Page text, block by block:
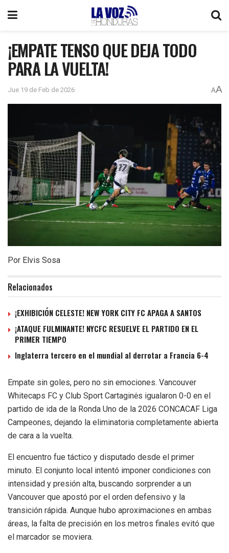
¡EMPATE TENSO QUE DEJA TODO
PARA LA VUELTA!
Jue 19 de Feb de 2026 AA
Por Elvis Sosa
Relacionados
¡EXHIBICIÓN CELESTE! NEW YORK CITY FC APAGA A SANTOS
¡ATAQUE FULMINANTE! NYCFC RESUELVE EL PARTIDO EN EL
PRIMER TIEMPO
Inglaterra tercero en el mundial al derrotar a Francia 6-4
Empate sin goles, pero no sin emociones. Vancouver
Whitecaps FC y Club Sport Cartaginės igualaron 0-0 en el
partido de ida de la Ronda Uno de la 2026 CONCACAF Liga
Campeones, dejando la eliminatoria completamente abierta
de cara a la vuelta.
El encuentro fue táctico y disputado desde el primer
minuto. El conjunto local intentó imponer condiciones con
intensidad y presión alta, buscando sorprender a un
Vancouver que apostó por el orden defensivo y la
transición rápida. Aunque hubo aproximaciones en ambas
áreas, la falta de precisión en los metros finales evitó que
el marcador se moviera.